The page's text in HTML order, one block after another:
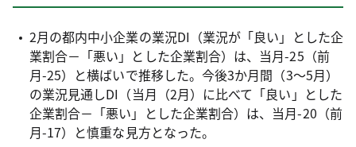
2月の都内中小企業の業況DI（業況が「良い」とした企
業割合－「悪い」とした企業割合）は、当月-25（前
月-25）と横ばいで推移した。今後3か月間（3～5月）
の業況見通しDI（当月（2月）に比べて「良い」とした
企業割合－「悪い」とした企業割合）は、当月-20（前
月-17）と慎重な見方となった。